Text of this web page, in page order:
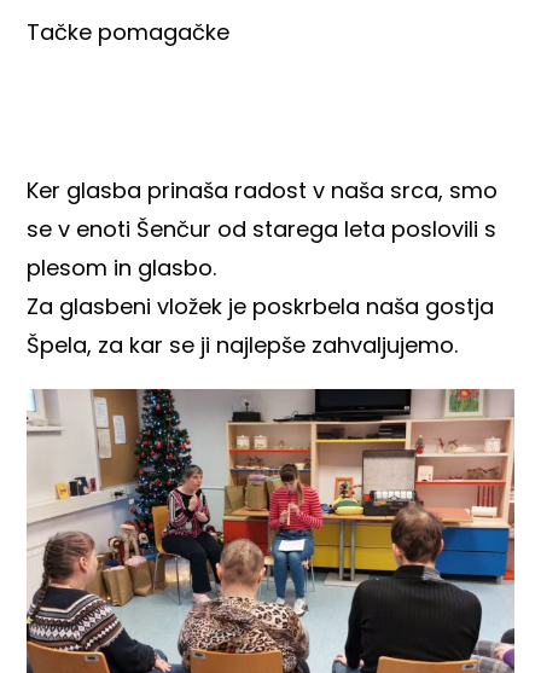
Tačke pomagačke
Ker glasba prinaša radost v naša srca, smo
se v enoti Šenčur od starega leta poslovili s
plesom in glasbo.
Za glasbeni vložek je poskrbela naša gostja
Špela, za kar se ji najlepše zahvaljujemo.